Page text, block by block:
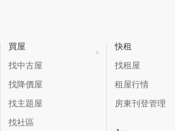
買屋
找中古屋
找降價屋
找主題屋
找社區
快租
找租屋
租屋行情
房東刊登管理